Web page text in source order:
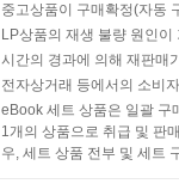
중고상품이 구매확정(자동
LP상품의 재생 불량 원인
시간의 경과에 의해 재판매
전자상거래 등에서의 소비
eBook 세트 상품은 일괄 구
1개의 상품으로 취급 및 판
우, 세트 상품 전부 및 세트